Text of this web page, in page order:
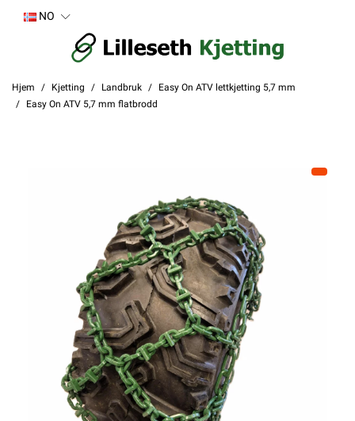
NO
Hjem Kjetting Landbruk
Easy On ATV lettkjetting 5,7 mm
Easy On ATV 5,7 mm flatbrodd